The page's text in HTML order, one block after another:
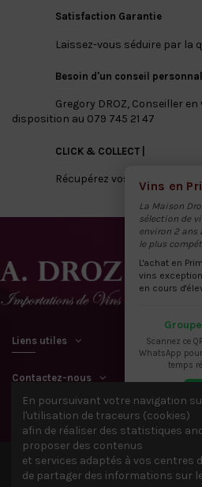
Satisfaction Garantie
Laissez-vous séduire par la
Besoin d'un conseil
Gregory DROZ, Conseiller
disposition au 079 745 21 47
CLICK & COLLECT |
Récupérez vos vins
Liens utiles
Contactez-nous
© 2021 Tous droits réservés A.
Vins en
La Maison
sélection de
environ 2 ans
le plus
L'achat en
vins
en cours
Scannez ce
WhatsApp
temps
En poursuivant votre navigation
l'utilisation de traceurs (cookies)
afin de réaliser des statistiques
proposer des contenus
et services adaptés à vos centres
de partager des informations sur